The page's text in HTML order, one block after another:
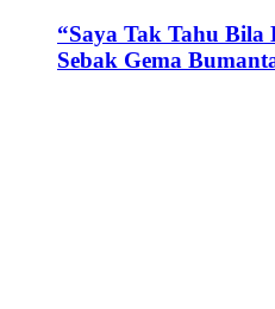
“Saya Tak Tahu
Sebak Gema